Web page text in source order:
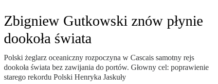
Zbigniew Gutkowski znów płynie
dookoła świata
Polski żeglarz oceaniczny rozpoczyna w Cascais samotny rejs
dookoła świata bez zawijania do portów. Głowny cel: poprawienie
starego rekordu Polski Henryka Jaskuły